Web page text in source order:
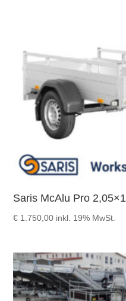
Saris McAlu Pro
€ 1.750,00 inkl. 19% MwSt.